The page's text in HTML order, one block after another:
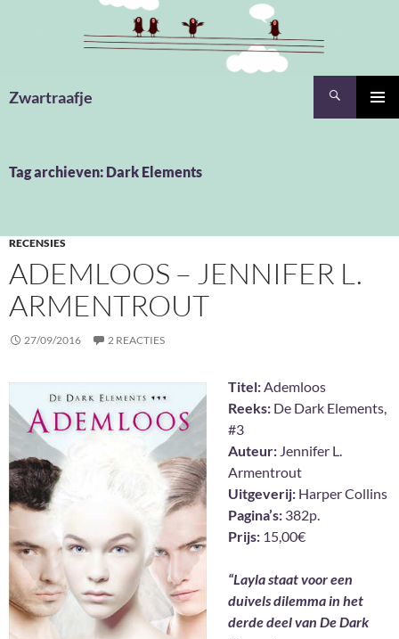
Zwartraafje
Tag archieven: Dark Elements
RECENSIES
ADEMLOOS – JENNIFER L.
ARMENTROUT
27/09/2016 2 REACTIES
Titel:Ademloos
Reeks: De Dark Elements,
#3
Auteur: Jennifer L.
Armentrout
Uitgeverij: Harper Collins
Pagina’s: 382p.
Prijs: 15,00€
“Layla staat voor een
duivels dilemma in het
derde deel van De Dark